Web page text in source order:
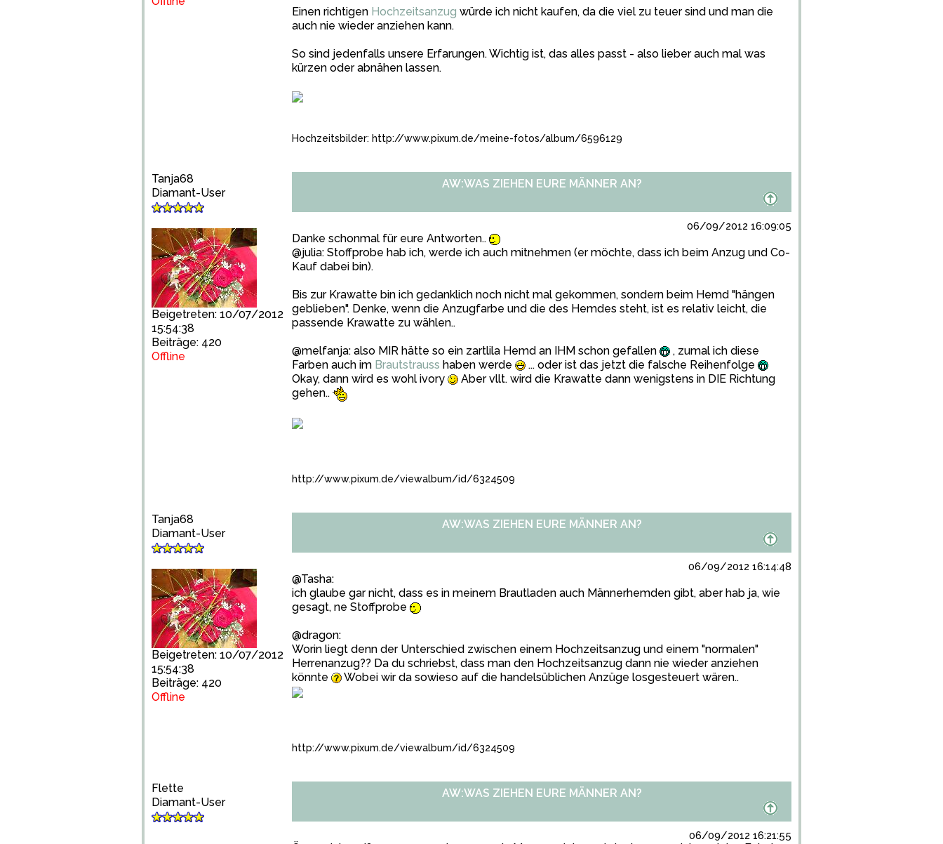
Einen richtigen Hochzeitsanzug würde ich nicht kaufen, da die viel zu teuer sind und man die
auch nie wieder anziehen kann.
So sind jedenfalls unsere Erfarungen. Wichtig ist, das alles passt - also lieber auch mal was
kürzen oder abnähen lassen.
Hochzeitsbilder: http://www.pixum.de/meine-fotos/album/6596129
Tanja68
Diamant-User
Beigetreten: 10/07/2012
15:54:38
Beiträge: 420
Offline
AW:WAS ZIEHEN EURE MÄNNER AN?
06/09/2012 16:09:05
Danke schonmal für eure Antworten..
@julia: Stoffprobe hab ich, werde ich auch mitnehmen (er möchte, dass ich beim Anzug und Co-
Kauf dabei bin).
Bis zur Krawatte bin ich gedanklich noch nicht mal gekommen, sondern beim Hemd "hängen
geblieben". Denke, wenn die Anzugfarbe und die des Hemdes steht, ist es relativ leicht, die
passende Krawatte zu wählen..
@melfanja: also MIR hätte so ein zartlila Hemd an IHM schon gefallen
, zumal ich diese
Farben auch im Brautstrauss haben werde
... oder ist das jetzt die falsche Reihenfolge
Okay, dann wird es wohl ivory
Aber vllt. wird die Krawatte dann wenigstens in DIE Richtung
gehen..
http://www.pixum.de/viewalbum/id/6324509
Tanja68
Diamant-User
Beigetreten: 10/07/2012
15:54:38
Beiträge: 420
Offline
AW:WAS ZIEHEN EURE MÄNNER AN?
06/09/2012 16:14:48
@Tasha:
ich glaube gar nicht, dass es in meinem Brautladen auch Männerhemden gibt, aber hab ja, wie
gesagt, ne Stoffprobe
@dragon:
Worin liegt denn der Unterschied zwischen einem Hochzeitsanzug und einem "normalen"
Herrenanzug?? Da du schriebst, dass man den Hochzeitsanzug dann nie wieder anziehen
könnte
Wobei wir da sowieso auf die handelsüblichen Anzüge losgesteuert wären..
http://www.pixum.de/viewalbum/id/6324509
Flette
Diamant-User
AW:WAS ZIEHEN EURE MÄNNER AN?
06/09/2012 16:21:55